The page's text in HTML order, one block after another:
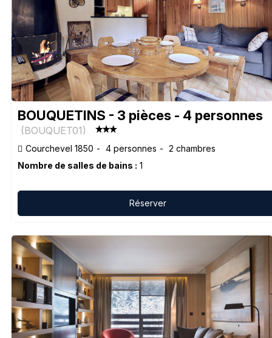
BOUQUETINS - 3 pièces - 4 personnes
(BOUQUET01)
Courchevel 1850 4 personnes
2 chambres
Nombre de salles de bains : 1
Réserver